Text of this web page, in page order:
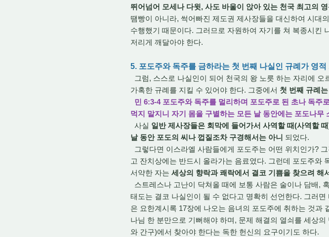
뛰어넘어 모세나 다윗, 사도 바울이 앉아 있는 천국 최고의
땜빵이 아니라, 썩어빠진 제도권 제사장들을 대신하여 시대
수행했기 때문이다. 그러므로 자원하여 자기를 쳐 복종시킨
저리게 깨달아야 한다.
5. 포도주와 독주를 금하라는 첫 번째 나실인 규례가 영
그럼, 스스로 나실인이 되어 천국의 왕 노릇 하는 자리에
가혹한 규례를 지킬 수 있어야 한다. 그중에서 첫 번째 규례
민 6:3-4 포도주와 독주를 멀리하며 포도주로 된 초나 독주
먹지 말지니 자기 몸을 구별하는 모든 날 동안에는 포도나무
사실 일반 제사장들은 회막에 들어가서 사역할 때(사역할
날 동안 포도의 씨나 껍질조차 구경해서는 아니 되었다.
그렇다면 이스라엘 사람들에게 포도주는 어떤 위치인가?
고 잔치상에는 반드시 올라가는 음료였다. 그런데 포도주와
서약한 자는 세상의 향락과 쾌락에서 결코 기쁨을 찾으려 해
스트레스나 고난이 닥쳐올 때에 보통 사람은 술이나 담배,
태도는 결코 나실인이 될 수 없다고 명확히 선언한다. 그러
은 요한계시록 17장에 나오는 음녀의 포도주에 취하는 것과
나님 한 분만으로 기뻐해야 하며, 문제 해결의 열쇠를 세상
와 간구)에서 찾아야 한다는 독한 헌신의 요구이기도 하다.